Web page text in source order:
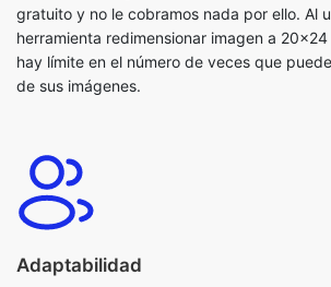
gratuito y no le cobramos nada por ello. Al
herramienta redimensionar imagen a
hay límite en el número de veces que
de sus imágenes.
Adaptabilidad